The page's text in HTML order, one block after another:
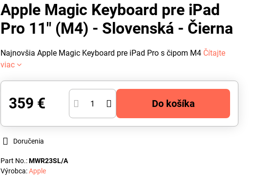
Apple Magic Keyboard pre iPad
Pro 11" (M4) - Slovenská - Čierna
Najnovšia Apple Magic Keyboard pre iPad Pro s čipom M4 Čítajte
viac
359 € Do košíka
Doručenia
Part No.:MWR23SL/A
Výrobca:Apple